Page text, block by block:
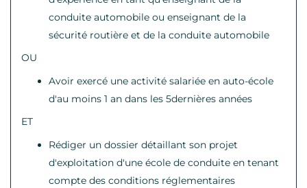
conduite automobile ou enseignant de la
sécurité routière et de la conduite automobile
OU
Avoir exercé une activité salariée en auto-école
d'au moins 1 an dans les 5dernières années
ET
Rédiger un dossier détaillant son projet
d'exploitation d'une école de conduite en tenant
compte des conditions réglementaires